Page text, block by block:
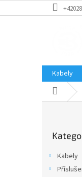
na
Kabely
Domů
kategorie
Kabely